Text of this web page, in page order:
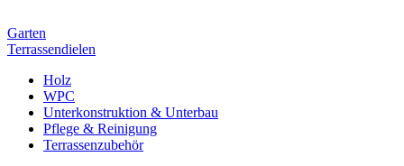
Garten
Terrassendielen
Holz
WPC
Unterkonstruktion & Unterbau
Pflege & Reinigung
Terrassenzubehör